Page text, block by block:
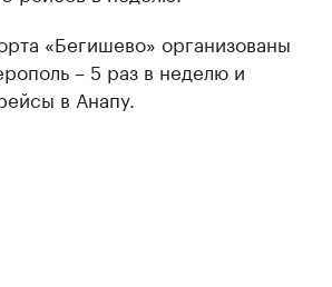
«Бегишево» организованы
– 5 раз в неделю и
в Анапу.